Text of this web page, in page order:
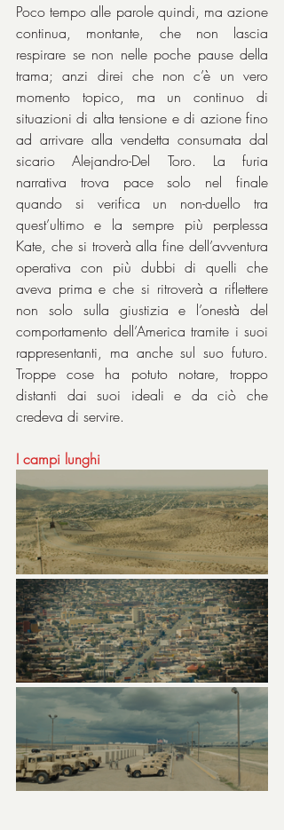
Poco tempo alle parole quindi, ma azione
continua, montante, che non lascia
respirare se non nelle poche pause della
trama; anzi direi che non c’è un vero
momento topico, ma un continuo di
situazioni di alta tensione e di azione fino
ad arrivare alla vendetta consumata dal
sicario Alejandro-Del Toro. La furia
narrativa trova pace solo nel finale
quando si verifica un non-duello tra
quest’ultimo e la sempre più perplessa
Kate, che si troverà alla fine dell’avventura
operativa con più dubbi di quelli che
aveva prima e che si ritroverà a riflettere
non solo sulla giustizia e l’onestà del
comportamento dell’America tramite i suoi
rappresentanti, ma anche sul suo futuro.
Troppe cose ha potuto notare, troppo
distanti dai suoi ideali e da ciò che
credeva di servire.
I campi lunghi